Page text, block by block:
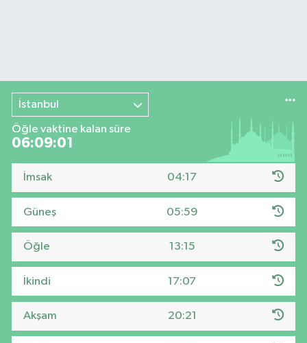
İstanbul
Öğle vaktine kalan süre
06:09:00
İmsak 04:17
Güneş 05:59
Öğle 13:15
İkindi 17:07
Akşam 20:21